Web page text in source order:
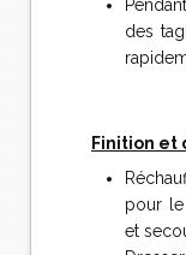
des
Finition et
pour
et